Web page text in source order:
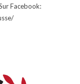
Facebook: